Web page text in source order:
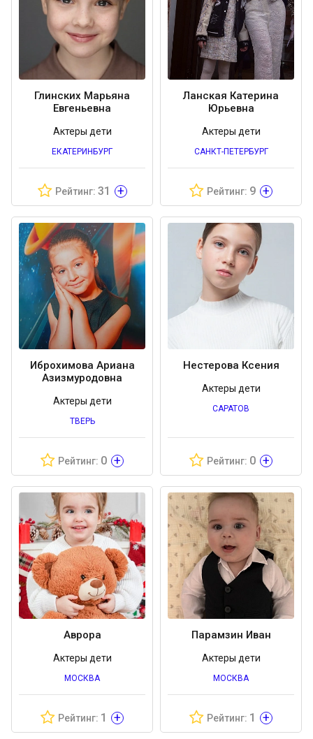
Глинских Марьяна
Евгеньевна
Актеры дети
ЕКАТЕРИНБУРГ
Рейтинг: 31 +
Ланская Катерина
Юрьевна
Актеры дети
САНКТ-ПЕТЕРБУРГ
Рейтинг: 9 +
Иброхимова Ариана
Азизмуродовна
Актеры дети
ТВЕРЬ
Рейтинг: 0 +
Нестерова Ксения
Актеры дети
САРАТОВ
Рейтинг: 0 +
Аврора
Актеры дети
МОСКВА
Рейтинг: 1 +
Парамзин Иван
Актеры дети
МОСКВА
Рейтинг: 1 +